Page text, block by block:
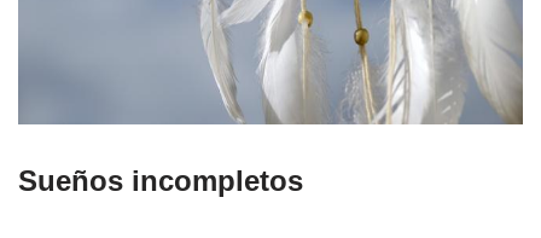
Sueños incompletos